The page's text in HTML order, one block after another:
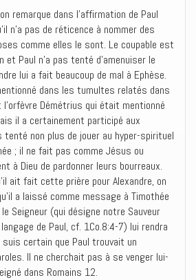
remarque dans l’affirmation de Paul
n’a pas de réticence à nommer des
comme elles le sont. Le coupable est
et Paul n’a pas tenté d’amenuiser le
lui a fait beaucoup de mal à Ephèse.
dans les tumultes relatés dans
Démétrius qui était mentionné
il a certainement participé aux
tenté non plus de jouer au hyper-spirituel
; il ne fait pas comme Jésus ou
à Dieu de pardonner leurs bourreaux.
ait fait cette prière pour Alexandre, on
a laissé comme message à Timothée
Seigneur (qui désigne notre Sauveur
de Paul, cf. 1Co.8:4-7) lui rendra
certain que Paul trouvait un
Il ne cherchait pas à se venger lui-
dans Romains 12.